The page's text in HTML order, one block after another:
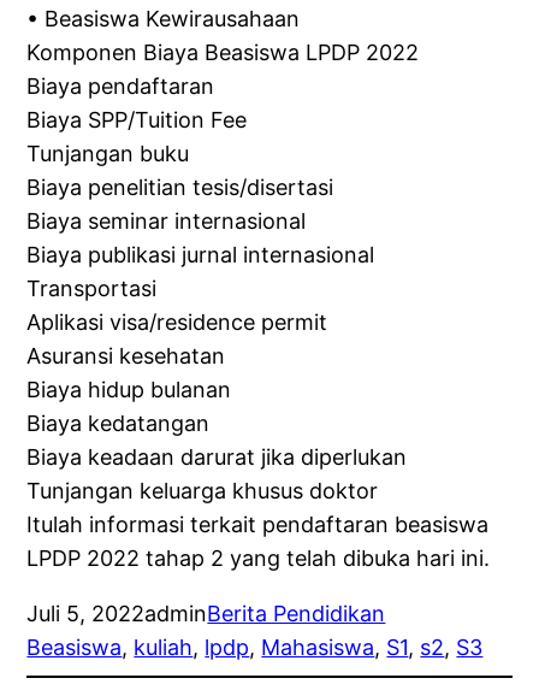
• Beasiswa Kewirausahaan
Komponen Biaya Beasiswa LPDP 2022
Biaya pendaftaran
Biaya SPP/Tuition Fee
Tunjangan buku
Biaya penelitian tesis/disertasi
Biaya seminar internasional
Biaya publikasi jurnal internasional
Transportasi
Aplikasi visa/residence permit
Asuransi kesehatan
Biaya hidup bulanan
Biaya kedatangan
Biaya keadaan darurat jika diperlukan
Tunjangan keluarga khusus doktor
Itulah informasi terkait pendaftaran beasiswa
LPDP 2022 tahap 2 yang telah dibuka hari ini.
Juli 5, 2022adminBerita Pendidikan
Beasiswa, kuliah, lpdp, Mahasiswa, S1, s2, S3